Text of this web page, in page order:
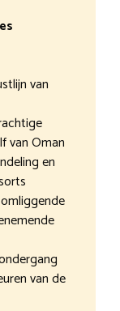
van
van Oman
en
van de